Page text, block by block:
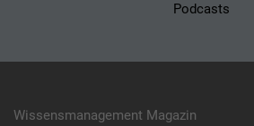
Podcasts
Wissensmanagement Magazin